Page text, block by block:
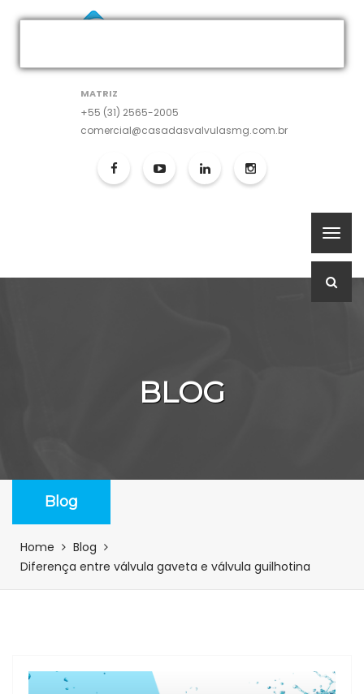
MATRIZ
+55 (31) 2565-2005
comercial@casadasvalvulasmg.com.br
BLOG
Blog
Home
Blog
Diferença entre válvula gaveta e válvula guilhotina